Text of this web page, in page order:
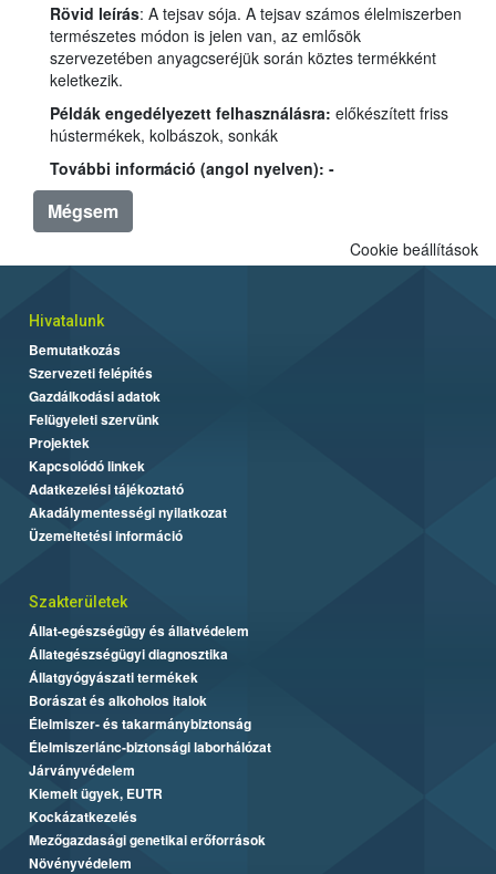
Rövid leírás: A tejsav sója. A tejsav számos élelmiszerben
természetes módon is jelen van, az emlősök
szervezetében anyagcseréjük során köztes termékként
keletkezik.
Példák engedélyezett felhasználásra: előkészített friss
hústermékek, kolbászok, sonkák
További információ (angol nyelven): -
Mégsem
Cookie beállítások
Hivatalunk
Bemutatkozás
Szervezeti felépítés
Gazdálkodási adatok
Felügyeleti szervünk
Projektek
Kapcsolódó linkek
Adatkezelési tájékoztató
Akadálymentességi nyilatkozat
Üzemeltetési információ
Szakterületek
Állat-egészségügy és állatvédelem
Állategészségügyi diagnosztika
Állatgyógyászati termékek
Borászat és alkoholos italok
Élelmiszer- és takarmánybiztonság
Élelmiszerlánc-biztonsági laborhálózat
Járványvédelem
Kiemelt ügyek, EUTR
Kockázatkezelés
Mezőgazdasági genetikai erőforrások
Növényvédelem